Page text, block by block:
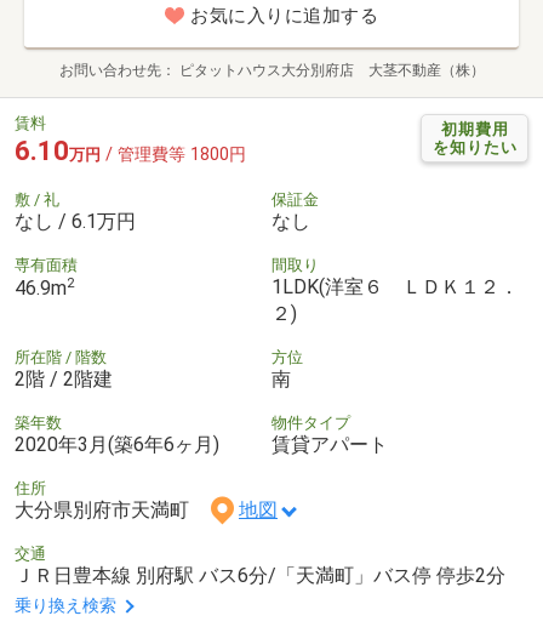
お気に入りに追加する
お問い合わせ先 ピタットハウス大分別府店 大茎不動産（株）
初期費用
を知りたい
賃料
6.10万円 / 管理費等 1800円
敷 / 礼
なし / 6.1万円
保証金
なし
専有面積
46.9m2
間取り
1LDK(洋室６ ＬＤＫ１２．
２)
所在階 / 階数
2階 / 2階建
方位
南
築年数
2020年3月(築6年6ヶ月)
物件タイプ
賃貸アパート
住所
大分県別府市天満町 地図
交通
ＪＲ日豊本線 別府駅 バス6分/「天満町」バス停 停歩2分
乗り換え検索